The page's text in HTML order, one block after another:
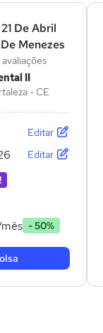
De Abril
Menezes
II
- CE
Editar
Editar
- 50%